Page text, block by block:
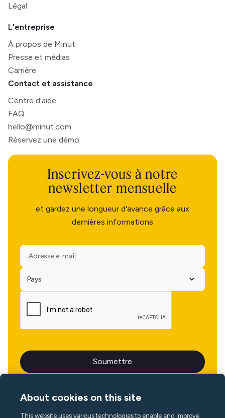
Légal
L'entreprise
À propos de Minut
Presse et médias
Carrière
Contact et assistance
Centre d'aide
FAQ
hello@minut.com
Réservez une démo
Inscrivez-vous à notre
newsletter mensuelle
et gardez une longueur d'avance grâce aux
dernières informations
About cookies on this site
This website uses various technologies to enable and improve